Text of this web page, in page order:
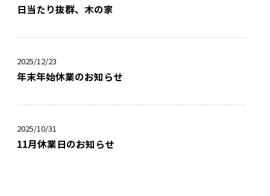
日当たり抜群、木の家
2025/12/23
年末年始休業のお知らせ
2025/10/31
11月休業日のお知らせ